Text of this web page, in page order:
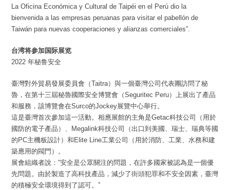
La Oficina Económica y Cultural de Taipéi en el Perú dio la
bienvenida a las empresas peruanas para visitar el pabellón de
Taiwán para nuevas cooperaciones y alianzas comerciales”.
台湾将参加国际展览
2022 年秘鲁安全
臺灣對外貿易發展委員會（Taitra）與一個臺灣公司代表團訪問了秘
魯，在第十三屆秘魯國際安全博覽會（Seguritec Peru）上展出了產品
和服務，該博覽會在Surco的Jockey展覽中心舉行。
這是臺灣首次參加這一活動。相應展館的主角是Getac科技公司（用於
國防的電子產品）、Megalink科技公司（出口到美國、瑞士、瑞典等國
的PC主機板設計）和Elite Line工業公司（用於消防、工業、水務和建
築應用的閥門）。
展會組織者說：“安全是公眾關注的問題，在許多國家被認為是一個優
先問題。由於製造了高科技產品，減少了街頭犯罪和不安全因素，臺灣
的積極安全環境得到了認可。”